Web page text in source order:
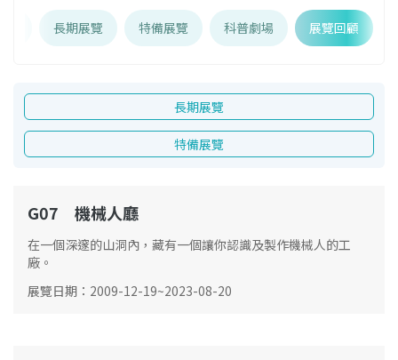
長期展覽 特備展覽 科普劇場 展覽回顧
長期展覽
特備展覽
G07
G07 機械人廳
在一個深邃的山洞內，藏有一個讓你認識及製作機械人的工
廠。
展覽日期 ： 2009-12-19~2023-08-20